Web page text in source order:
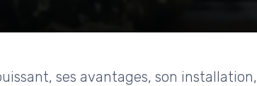
ses avantages, son installation,